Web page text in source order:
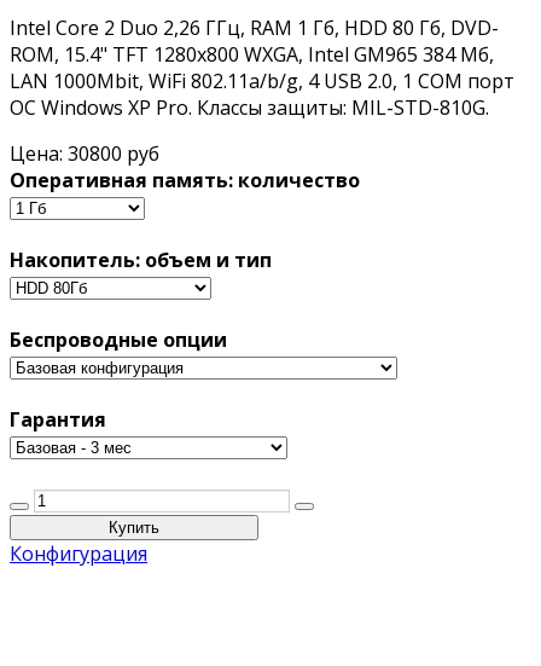
Intel Core 2 Duo 2,26 ГГц, RAM 1 Гб, HDD 80 Гб, DVD-
ROM, 15.4" TFT 1280x800 WXGA, Intel GM965 384 Мб,
LAN 1000Mbit, WiFi 802.11a/b/g, 4 USB 2.0, 1 COM порт
ОС Windows XP Pro. Классы защиты: MIL-STD-810G.
Цена: 30800 руб
Оперативная память: количество
Накопитель: объем и тип
Беспроводные опции
Гарантия
Конфигурация